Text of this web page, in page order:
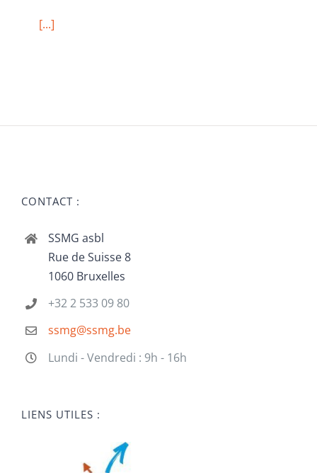
[...]
CONTACT :
SSMG asbl
Rue de Suisse 8
1060 Bruxelles
+32 2 533 09 80
ssmg@ssmg.be
Lundi - Vendredi : 9h - 16h
LIENS UTILES :